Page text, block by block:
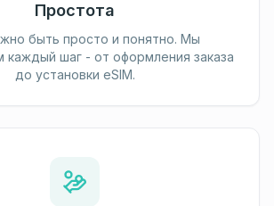
Простота
быть просто и понятно. Мы
шаг - от оформления заказа
до установки eSIM.